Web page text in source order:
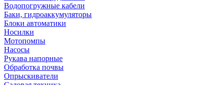
Водопогружные кабели
Баки, гидроаккумуляторы
Блоки автоматики
Носилки
Мотопомпы
Насосы
Рукава напорные
Обработка почвы
Опрыскиватели